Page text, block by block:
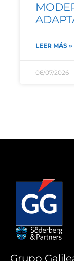
LEER MÁS »
06/07/2026